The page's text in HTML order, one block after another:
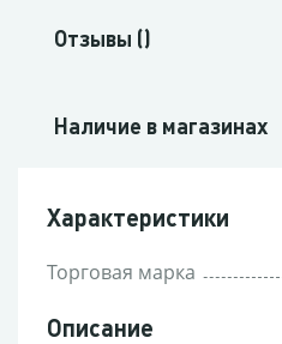
Отзывы ()
Наличие в магазинах
Характеристики
Торговая марка
Описание